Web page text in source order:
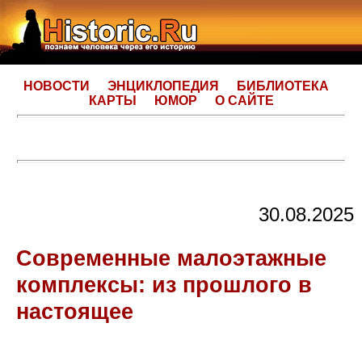
НОВОСТИ ЭНЦИКЛОПЕДИЯ
БИБЛИОТЕКА
КАРТЫ
ЮМОР О САЙТЕ
30.08.2025
Современные малоэтажные
комплексы: из прошлого в
настоящее